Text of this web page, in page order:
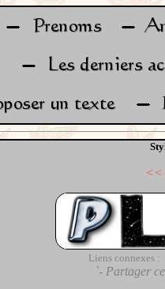
<<
Liens connexes :
`- Partager